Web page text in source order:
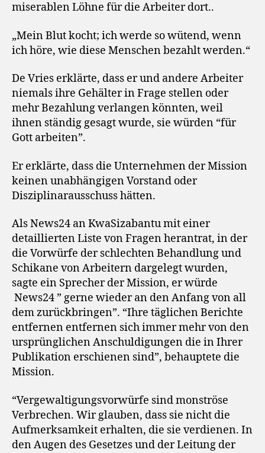
miserablen Löhne für die Arbeiter dort..
„Mein Blut kocht; ich werde so wütend, wenn
ich höre, wie diese Menschen bezahlt werden.“
De Vries erklärte, dass er und andere Arbeiter
niemals ihre Gehälter in Frage stellen oder
mehr Bezahlung verlangen könnten, weil
ihnen ständig gesagt wurde, sie würden “für
Gott arbeiten”.
Er erklärte, dass die Unternehmen der Mission
keinen unabhängigen Vorstand oder
Disziplinarausschuss hätten.
Als News24 an KwaSizabantu mit einer
detaillierten Liste von Fragen herantrat, in der
die Vorwürfe der schlechten Behandlung und
Schikane von Arbeitern dargelegt wurden,
sagte ein Sprecher der Mission, er würde
News24 ” gerne wieder an den Anfang von all
dem zurückbringen”. “Ihre täglichen Berichte
entfernen entfernen sich immer mehr von den
ursprünglichen Anschuldigungen die in Ihrer
Publikation erschienen sind”, behauptete die
Mission.
“Vergewaltigungsvorwürfe sind monströse
Verbrechen. Wir glauben, dass sie nicht die
Aufmerksamkeit erhalten, die sie verdienen. In
den Augen des Gesetzes und der Leitung der